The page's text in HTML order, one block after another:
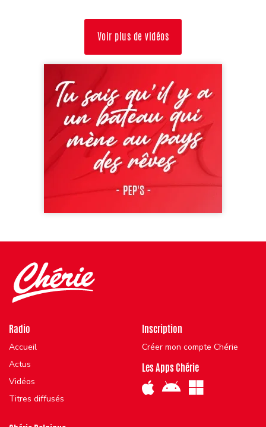
Voir plus de vidéos
Radio
Accueil
Actus
Vidéos
Titres diffusés
Inscription
Créer mon compte Chérie
Les Apps Chérie